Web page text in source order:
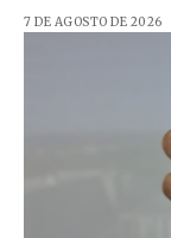
7 DE AGOSTO DE 2026